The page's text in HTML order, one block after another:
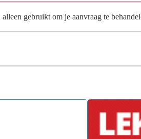
alleen gebruikt om je aanvraag te